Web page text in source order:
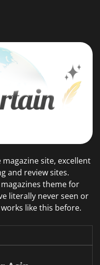
site, excellent
and review sites.
theme for
literally never seen or
like this before.